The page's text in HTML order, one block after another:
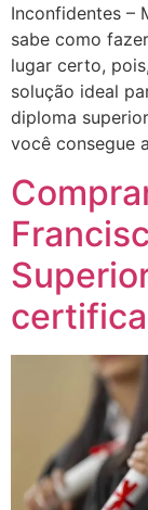
Inconfidentes –
sabe como
lugar certo,
solução ideal
diploma
você consegue